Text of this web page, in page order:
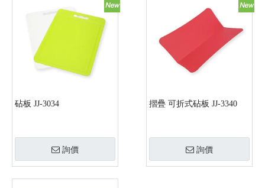
砧板 JJ-3034
詢價
摺疊 可折式砧板 JJ-3340
詢價